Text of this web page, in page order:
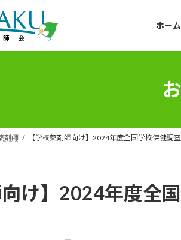
ホーム
剤師 【学校薬剤師向け】2024年度全国学校保健調
向け】2024年度全